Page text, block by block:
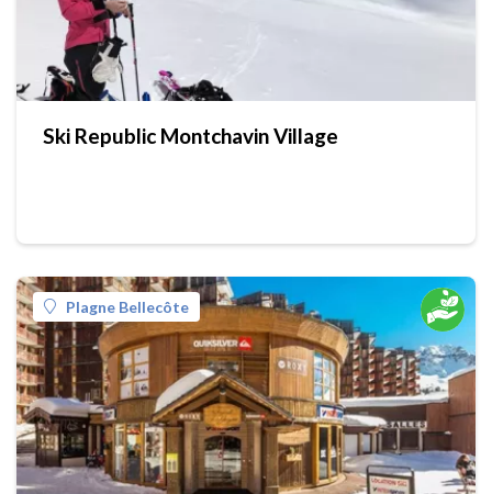
Ski Republic Montchavin Village
Plagne Bellecôte